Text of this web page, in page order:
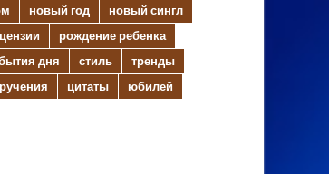
новый год
новый сингл
рождение ребенка
дня стиль
тренды
цитаты юбилей